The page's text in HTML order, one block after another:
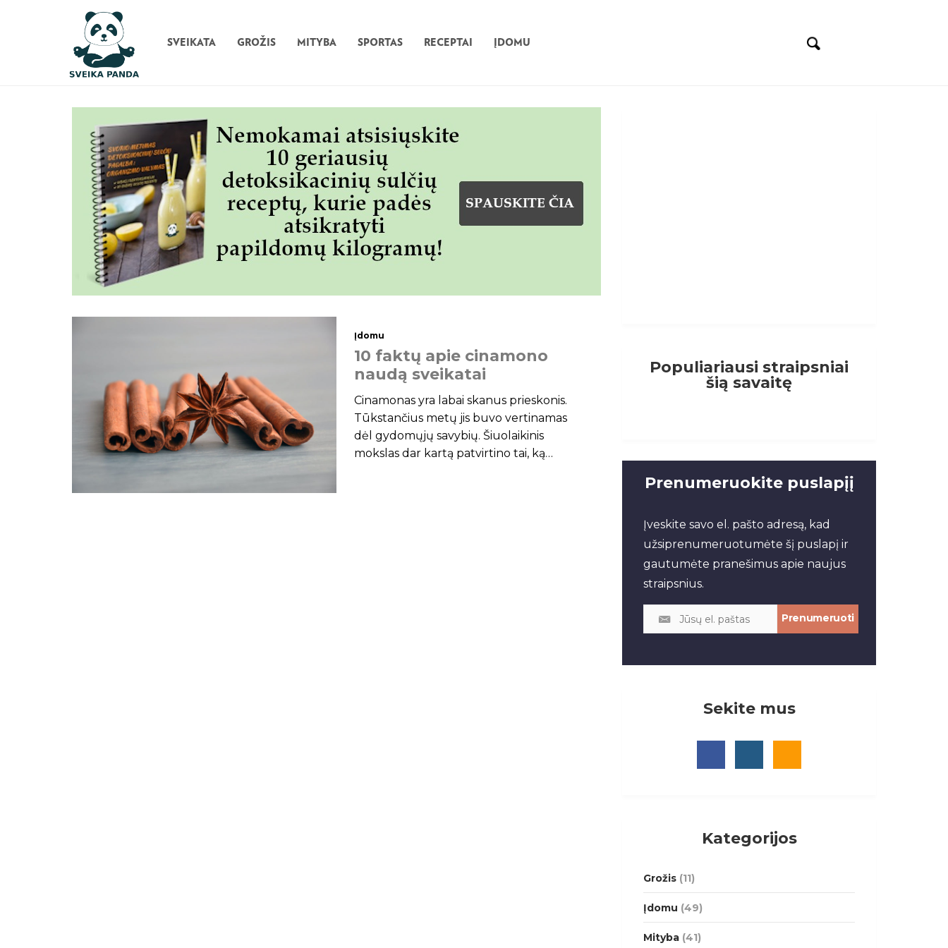
SVEIKATA GROŽIS MITYBA SPORTAS RECEPTAI ĮDOMU
Įdomu
10 faktų apie cinamono
naudą sveikatai
Cinamonas yra labai skanus prieskonis.
Tūkstančius metų jis buvo vertinamas
dėl gydomųjų savybių. Šiuolaikinis
mokslas dar kartą patvirtino tai, ką
Populiariausi straipsniai
šią savaitę
Prenumeruokite puslapįį
Įveskite savo el. pašto adresą, kad
užsiprenumeruotumėte šį puslapį ir
gautumėte pranešimus apie naujus
straipsnius.
Sekite mus
Kategorijos
Grožis (11)
Įdomu (49)
Mityba (41)